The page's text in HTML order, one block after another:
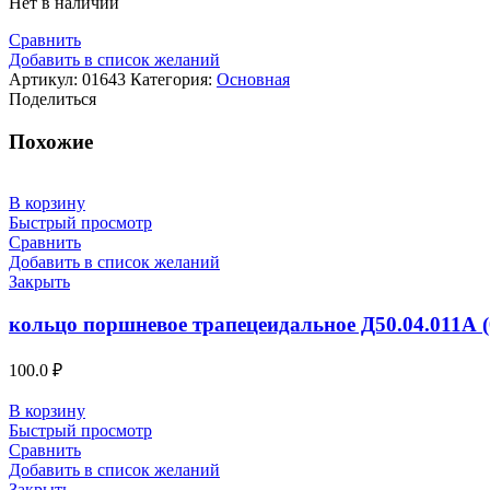
Сравнить
Добавить в список желаний
Артикул: 01643 Категория: Основная
Поделиться
Похожие
В корзину
Быстрый просмотр
Сравнить
Добавить в список желаний
Закрыть
кольцо поршневое трапецеидальное Д50.04.011А
100.0 ₽
В корзину
Быстрый просмотр
Сравнить
Добавить в список желаний